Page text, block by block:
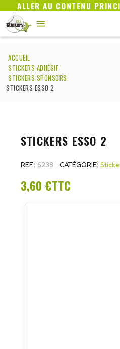
ALLER AU CONTENU
ACCUEIL
STICKERS ADHÉSIF
STICKERS SPONSORS
STICKERS ESSO 2
STICKERS ESSO 2
REF 6238 CATÉGORIE
3,60 €TTC